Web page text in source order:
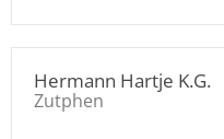
Hermann Hartje K.G.
Zutphen